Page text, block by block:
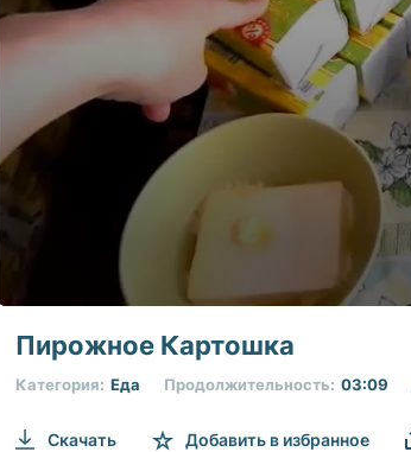
0
seconds
secondsVolume
Пирожное Картошка
Категория: Еда Продолжительность: 03:09
Скачать Добавить в избранное